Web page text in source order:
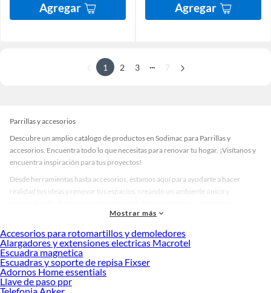
Agregar Agregar
1 2 3 ... 7
Parrillas y accesorios
Descubre un amplio catálogo de productos en Sodimac para Parrillas y
accesorios. Encuentra todo lo que necesitas para renovar tu hogar. ¡Visítanos y
encuentra inspiración para tus proyectos!
Desde herramientas hasta accesorios, estamos aquí para ayudarte a hacer
realidad tus ideas y renovar tus espacios, creando un ambiente único y
accesorios de calidad que te ayudarán a crear un espacio más tú.
Desde remodelaciones hasta proyectos de decoración, estamos aquí para hacer
tus ideas realidad. ¡Visítanos y encuentra todo lo que tenemos para ofrecerte en
Parrillas y accesorios!
Explora la variedad de productos de Parrillas y accesorios en Sodimac
Herramientas, materiales y accesorios de calidad para tus proyectos y
Mostrar más
Accesorios para rotomartillos y demoledores
Alargadores y extensiones electricas Macrotel
Escuadra magnetica
Escuadras y soporte de repisa Fixser
Adornos Home essentials
Llave de paso ppr